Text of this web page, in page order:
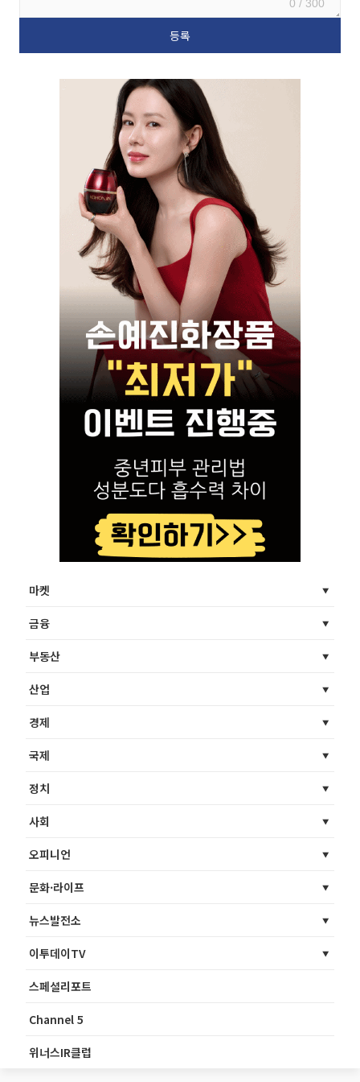
0 / 300
마켓
금융
부동산
산업
경제
국제
정치
사회
오피니언
문화·라이프
뉴스발전소
이투데이TV
스페셜리포트
Channel 5
위너스IR클럽